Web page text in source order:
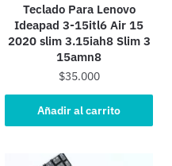
Teclado Para Lenovo
Ideapad 3-15itl6 Air 15
2020 slim 3.15iah8 Slim 3
15amn8
$35.000
Añadir al carrito